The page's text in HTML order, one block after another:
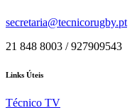
secretaria@tecnicorugby.pt
21 848 8003 / 927909543
Links Úteis
Técnico TV